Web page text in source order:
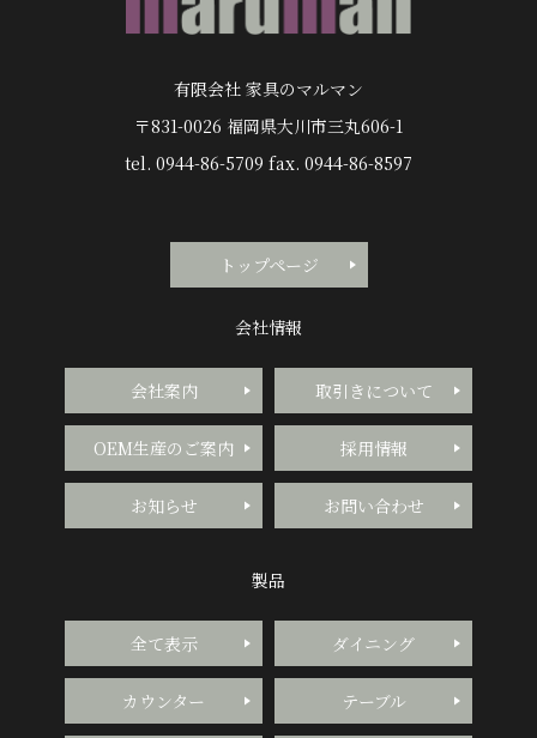
有限会社 家具のマルマン
〒831-0026 福岡県大川市三丸606-1
tel. 0944-86-5709 fax. 0944-86-8597
トップページ
会社情報
会社案内 取引きについて
OEM生産のご案内 採用情報
お知らせ お問い合わせ
製品
全て表示 ダイニング
カウンター テーブル